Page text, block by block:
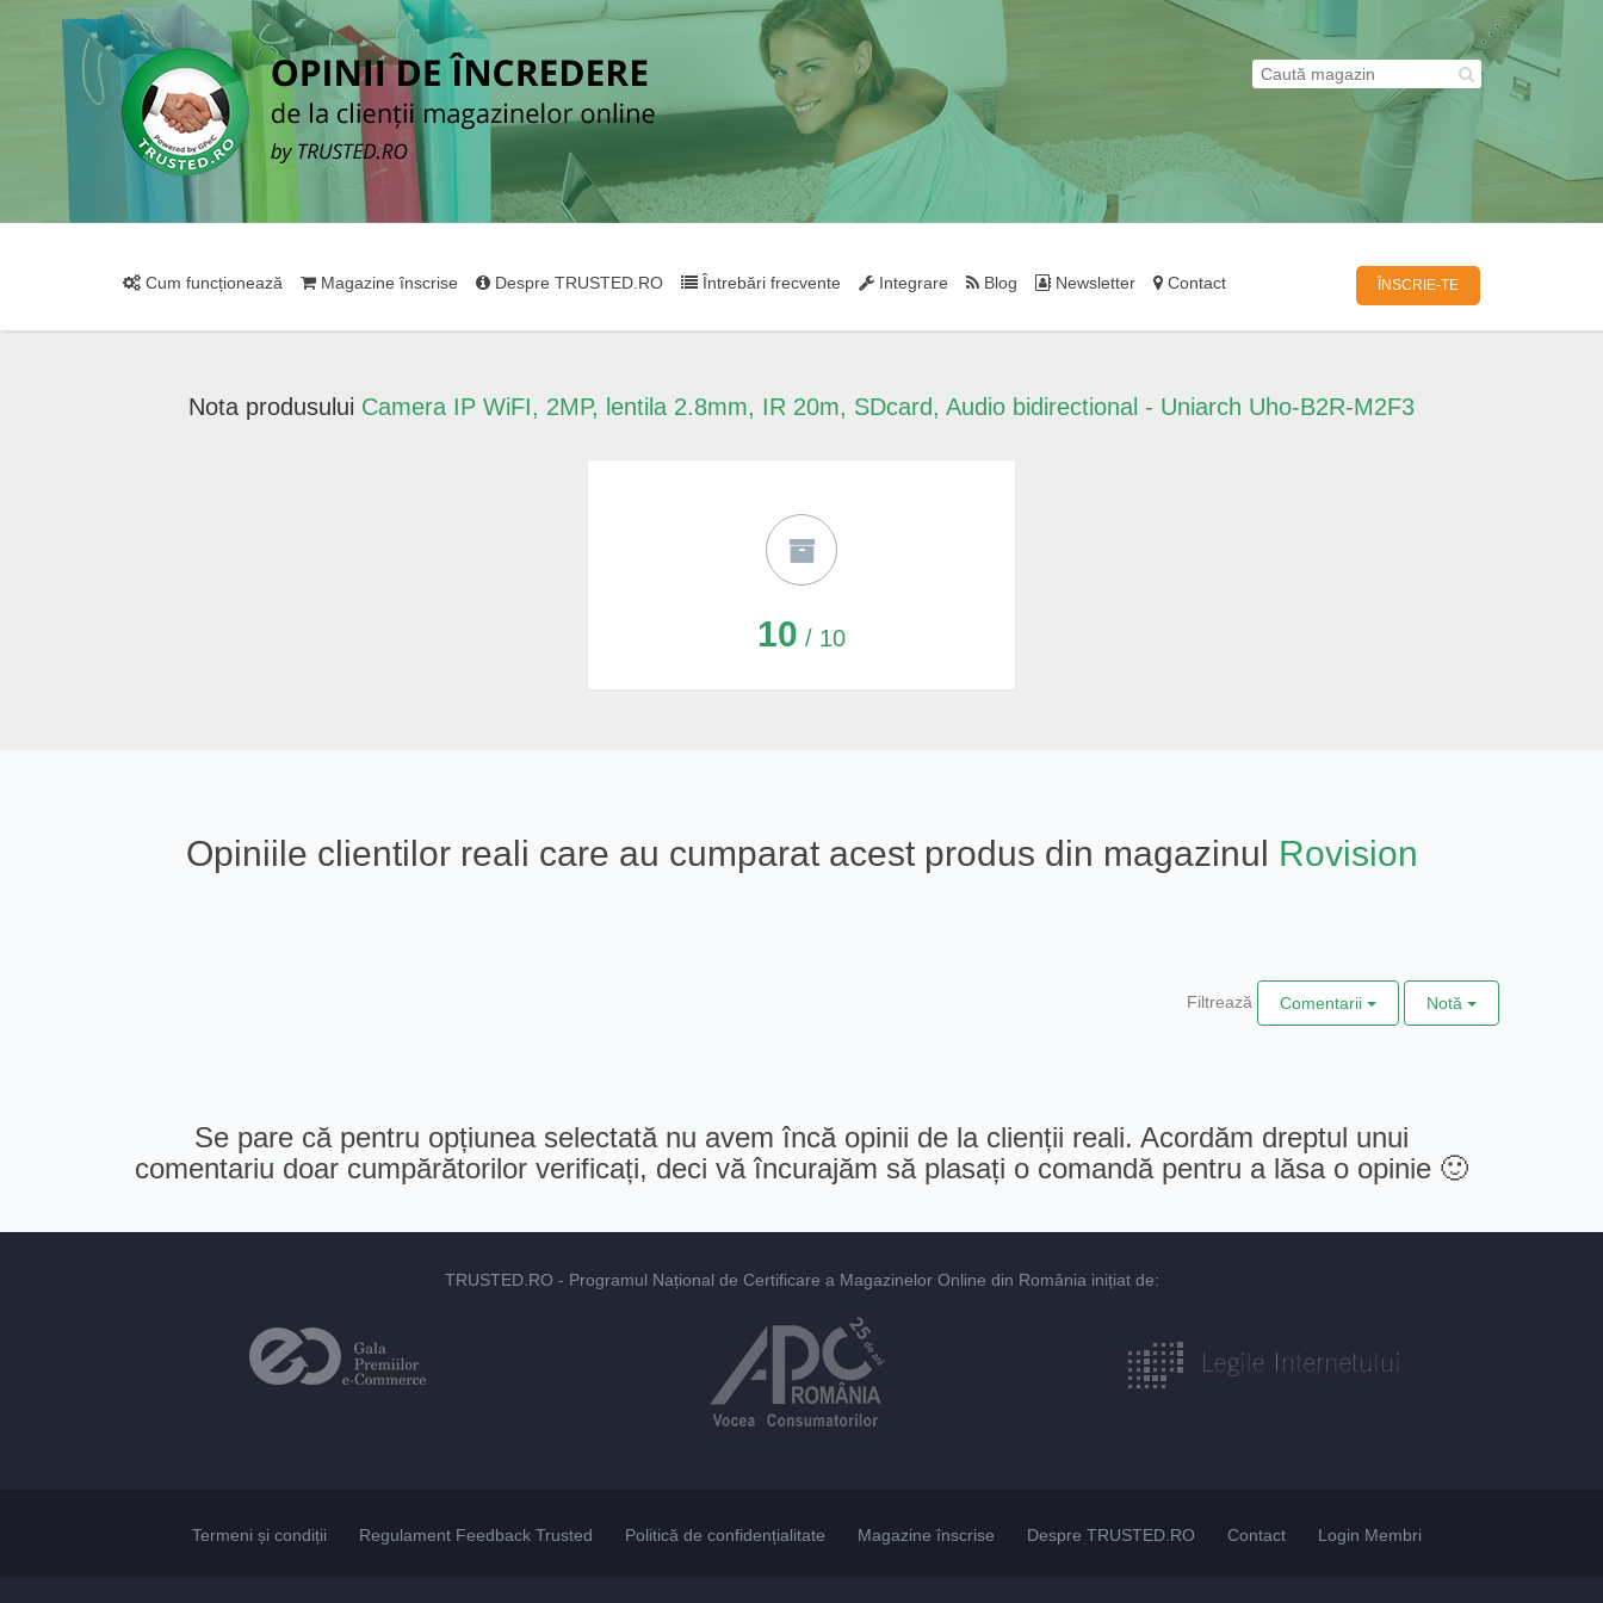
Cum funcționează Magazine înscrise Despre TRUSTED.RO Întrebări frecvente Integrare Blog Newsletter Contact ÎNSCRIE-TE
Nota produsului Camera IP WiFI, 2MP, lentila 2.8mm, IR 20m, SDcard, Audio bidirectional - Uniarch Uho-B2R-M2F3
10 / 10
Opiniile clientilor reali care au cumparat acest produs din magazinul Rovision
Filtrează Comentarii Notă
Se pare că pentru opțiunea selectată nu avem încă opinii de la clienții reali. Acordăm dreptul unui
comentariu doar cumpărătorilor verificați, deci vă încurajăm să plasați o comandă pentru a lăsa o opinie 🙂
TRUSTED.RO - Programul Național de Certificare a Magazinelor Online din România inițiat de:
Termeni și condiții Regulament Feedback Trusted Politică de confidențialitate Magazine înscrise Despre TRUSTED.RO Contact Login Membri